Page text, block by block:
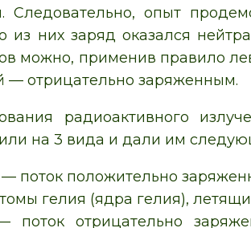
Следовательно, опыт
из них заряд оказался
можно, применив правило
— отрицательно заряженным.
радиоактивного
на 3 вида и дали им
— поток положительно
гелия (ядра гелия),
поток отрицательно